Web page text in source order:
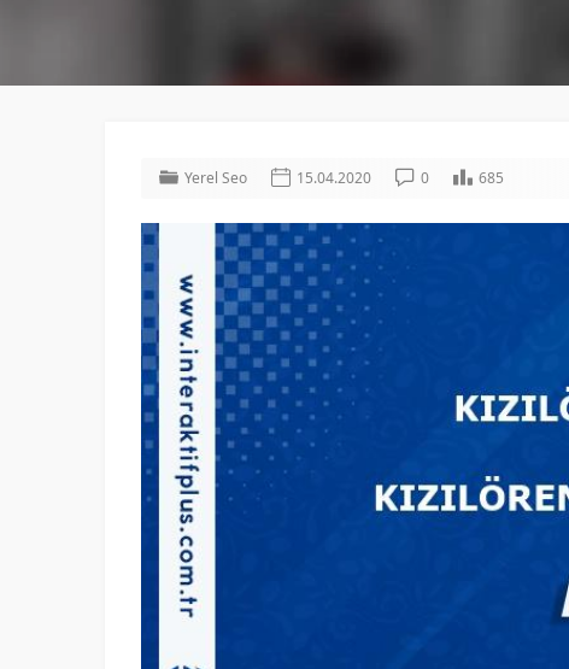
Yerel Seo 15.04.2020 0 685